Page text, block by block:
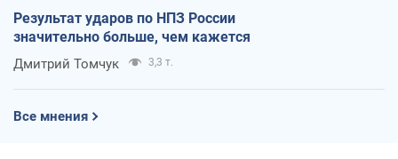
Результат ударов по НПЗ России
значительно больше, чем кажется
Дмитрий Томчук 3,3 т.
Все мнения